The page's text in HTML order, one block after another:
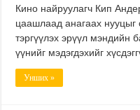
Кино найруулагч Кип
цаашлаад анагаах
тэргүүлэх эрүүл мэндийн
үүнийг мэдэгдэхийг
Унших »